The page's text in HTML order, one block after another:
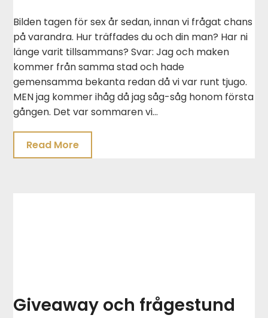
Bilden tagen för sex år sedan, innan vi frågat chans
på varandra. Hur träffades du och din man? Har ni
länge varit tillsammans? Svar: Jag och maken
kommer från samma stad och hade
gemensamma bekanta redan då vi var runt tjugo.
MEN jag kommer ihåg då jag såg-såg honom första
gången. Det var sommaren vi…
Read More
Giveaway och frågestund